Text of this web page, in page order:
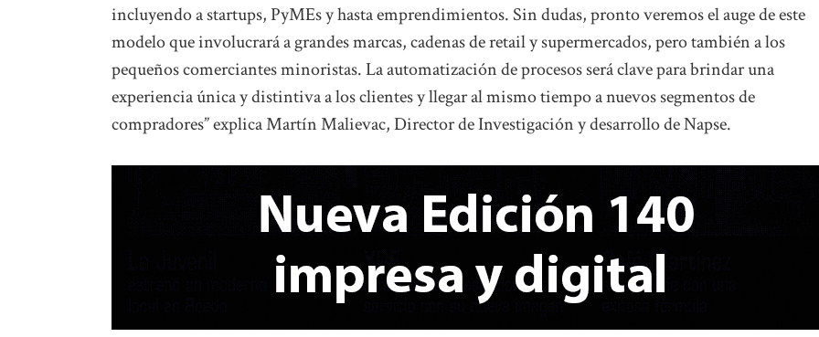
incluyendo a startups, PyMEs y hasta emprendimientos. Sin dudas, pronto veremos el auge de este
modelo que involucrará a grandes marcas, cadenas de retail y supermercados, pero también a los
pequeños comerciantes minoristas. La automatización de procesos será clave para brindar una
experiencia única y distintiva a los clientes y llegar al mismo tiempo a nuevos segmentos de
compradores” explica Martín Malievac, Director de Investigación y desarrollo de Napse.